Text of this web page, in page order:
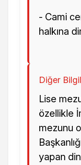
- Cami
halkına
Diğer
Lise
özellikle
mezunu
yapan